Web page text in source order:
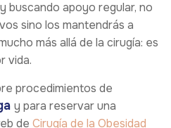
buscando apoyo regular, no
sino los mantendrás a
más allá de la cirugía: es
vida.
procedimientos de
y para reservar una
de Cirugía de la Obesidad